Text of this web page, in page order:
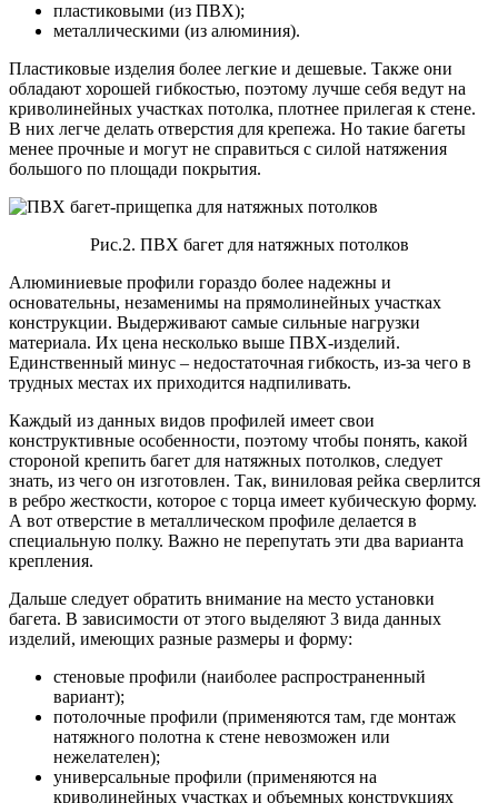
пластиковыми (из ПВХ);
металлическими (из алюминия).
Пластиковые изделия более легкие и дешевые. Также они
обладают хорошей гибкостью, поэтому лучше себя ведут на
криволинейных участках потолка, плотнее прилегая к стене.
В них легче делать отверстия для крепежа. Но такие багеты
менее прочные и могут не справиться с силой натяжения
большого по площади покрытия.
Рис.2. ПВХ багет для натяжных потолков
Алюминиевые профили гораздо более надежны и
основательны, незаменимы на прямолинейных участках
конструкции. Выдерживают самые сильные нагрузки
материала. Их цена несколько выше ПВХ-изделий.
Единственный минус – недостаточная гибкость, из-за чего в
трудных местах их приходится надпиливать.
Каждый из данных видов профилей имеет свои
конструктивные особенности, поэтому чтобы понять, какой
стороной крепить багет для натяжных потолков, следует
знать, из чего он изготовлен. Так, виниловая рейка сверлится
в ребро жесткости, которое с торца имеет кубическую форму.
А вот отверстие в металлическом профиле делается в
специальную полку. Важно не перепутать эти два варианта
крепления.
Дальше следует обратить внимание на место установки
багета. В зависимости от этого выделяют 3 вида данных
изделий, имеющих разные размеры и форму:
стеновые профили (наиболее распространенный
вариант);
потолочные профили (применяются там, где монтаж
натяжного полотна к стене невозможен или
нежелателен);
универсальные профили (применяются на
криволинейных участках и объемных конструкциях